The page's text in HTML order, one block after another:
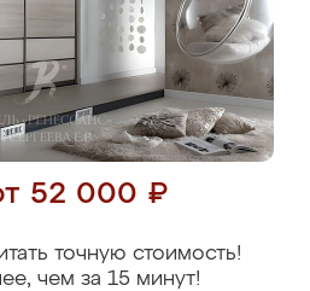
52 000 ₽
точную стоимость!
чем за 15 минут!